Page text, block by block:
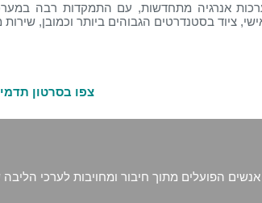
מערכות אנרגיה מתחדשות, עם התמקדות
ציוד בסטנדרטים הגבוהים ביותר וכמובן,
צפו בסרטון
הפועלים מתוך חיבור ומחויבות לערכי